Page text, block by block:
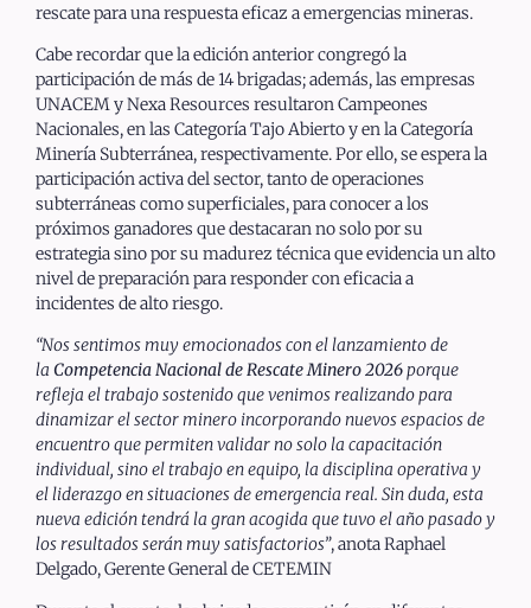
rescate para una respuesta eficaz a emergencias mineras.
Cabe recordar que la edición anterior congregó la
participación de más de 14 brigadas; además, las empresas
UNACEM y Nexa Resources resultaron Campeones
Nacionales, en las Categoría Tajo Abierto y en la Categoría
Minería Subterránea, respectivamente. Por ello, se espera la
participación activa del sector, tanto de operaciones
subterráneas como superficiales, para conocer a los
próximos ganadores que destacaran no solo por su
estrategia sino por su madurez técnica que evidencia un alto
nivel de preparación para responder con eficacia a
incidentes de alto riesgo.
“Nos sentimos muy emocionados con el lanzamiento de
la Competencia Nacional de Rescate Minero 2026porque
refleja el trabajo sostenido que venimos realizando para
dinamizar el sector minero incorporando nuevos espacios de
encuentro que permiten validar no solo la capacitación
individual, sino el trabajo en equipo, la disciplina operativa y
el liderazgo en situaciones de emergencia real. Sin duda, esta
nueva edición tendrá la gran acogida que tuvo el año pasado y
los resultados serán muy satisfactorios”, anota Raphael
Delgado, Gerente General de CETEMIN